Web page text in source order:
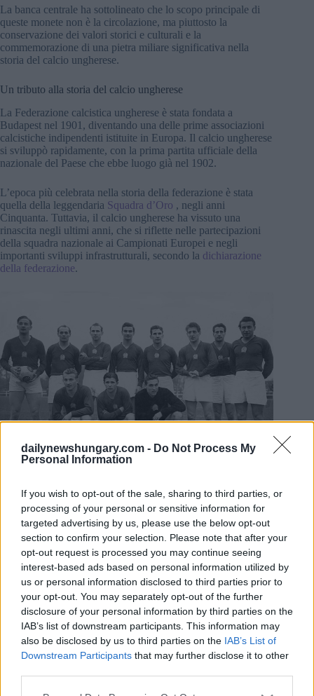
dailynewshungary.com - Do Not Process My
Personal Information
If you wish to opt-out of the sale, sharing to third parties, or
processing of your personal or sensitive information for
targeted advertising by us, please use the below opt-out
section to confirm your selection. Please note that after your
opt-out request is processed you may continue seeing
interest-based ads based on personal information utilized by
us or personal information disclosed to third parties prior to
your opt-out. You may separately opt-out of the further
disclosure of your personal information by third parties on the
IAB’s list of downstream participants. This information may
also be disclosed by us to third parties on the IAB’s List of
Downstream Participants that may further disclose it to other
La banca centrale ha sottolineato che lo scopo principale di
queste monete non è la circolazione, ma piuttosto la
conservazione dei valori storici e culturali e la
commemorazione di una pietra miliare significativa nella
storia del calcio ungherese.
Un tributo alla storia del calcio ungherese
La Federazione calcistica ungherese è stata fondata a
Budapest nel 1901, diventando una delle prime associazioni
calcistiche indipendenti istituite in Europa. Il calcio ungherese
si sviluppò rapidamente, con la prima partita ufficiale della
nazionale del Paese che ebbe luogo già nel 1902.
L’epoca più celebrata nella storia della federazione è stata
quella della leggendaria Squadra d’Oro , negli anni
Cinquanta. Tuttavia, il calcio ungherese ha vissuto una
rinascita negli ultimi anni, che si riflette nelle partecipazioni
della squadra nazionale ai Campionati Europei e negli
importanti sviluppi infrastrutturali, secondo la dichiarazione
della federazione.
Commons/Tibor Erky-Nagy
L’Arena Puskás e la Coppa d’Ungheria sono presenti sulle
monete
Il dritto delle monete commemorative raffigura il trofeo della
Coppa d’Ungheria, con una parte della Puskás Arena sullo
sfondo. L’iscrizione “MAGYARORSZÁG” appare lungo il
bordo superiore, mentre la denominazione e la parola
“FORINT” sono posizionate accanto al trofeo.
Il rovescio è dominato da un classico pallone da calcio con
lacci, simile a quelli usati quasi un secolo fa, con il logo
dell’anniversario della federazione. I disegni sono stati creati
dall’artista industriale Andrea Horváth.